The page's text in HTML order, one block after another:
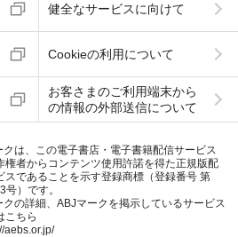
健全なサービスに向けて
Cookieの利用について
お客さまのご利用端末から
の情報の外部送信について
クは、この電子書店・電子書籍配信サービス
権者からコンテンツ使用許諾を得た正規版配
スであることを示す登録商標（登録番号 第
号）です。
クの詳細、ABJマークを掲示しているサービス
こちら
aebs.or.jp/